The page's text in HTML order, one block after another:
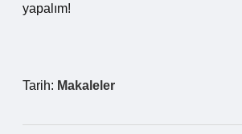
yapalım!
Tarih: Makaleler